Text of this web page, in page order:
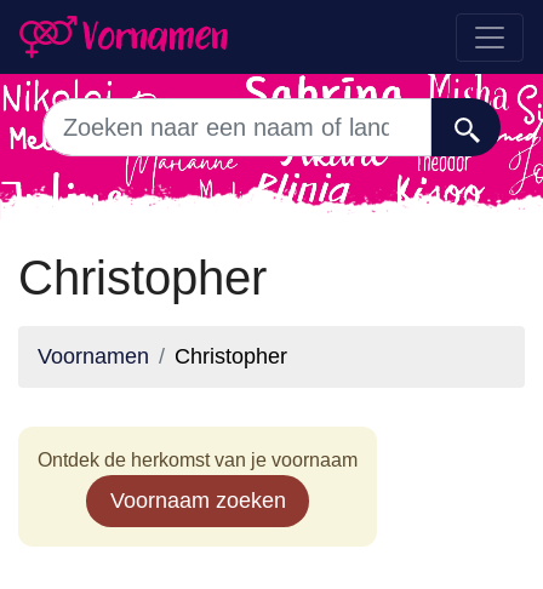
Christopher
Voornamen Christopher
Ontdek de herkomst van je voornaam
Voornaam zoeken